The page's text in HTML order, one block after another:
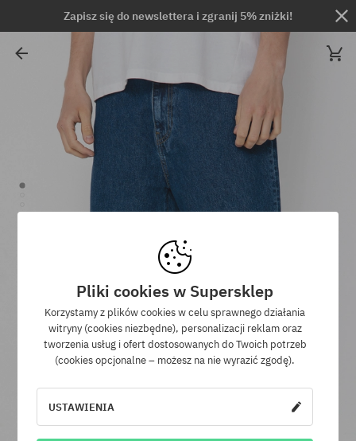
Zapisz się do newslettera i zgranij 5% zniżki!
Pliki cookies w Supersklep
Korzystamy z plików cookies w celu sprawnego działania
witryny (cookies niezbędne), personalizacji reklam oraz
tworzenia usług i ofert dostosowanych do Twoich potrzeb
(cookies opcjonalne – możesz na nie wyrazić zgodę).
USTAWIENIA